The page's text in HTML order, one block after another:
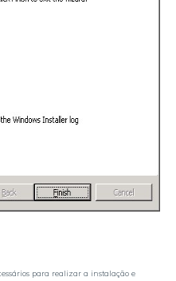
para realizar a instalação e